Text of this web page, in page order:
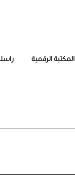
المكتبة الرقمية